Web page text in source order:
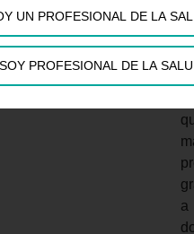
a
UN PROFESIONAL DE LA
PROFESIONAL DE LA